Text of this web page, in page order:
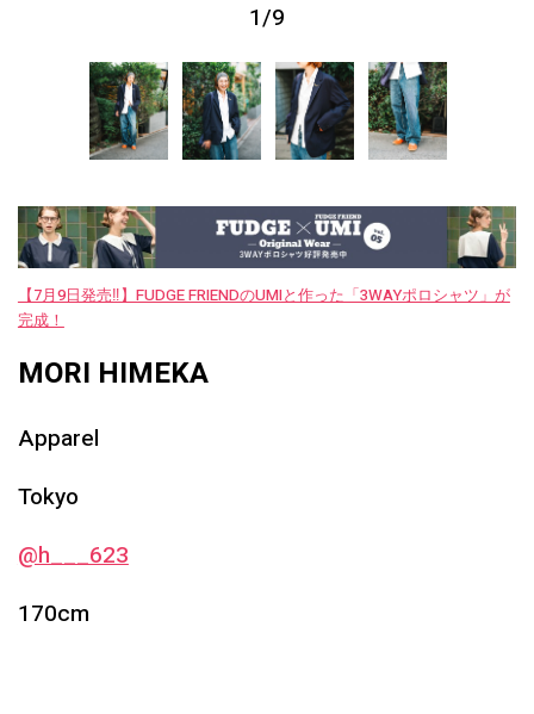
1/9
【7月9日発売‼︎】FUDGE FRIENDのUMIと作った「3WAYポロシャツ」が
完成！
MORI HIMEKA
Apparel
Tokyo
@h___623
170cm